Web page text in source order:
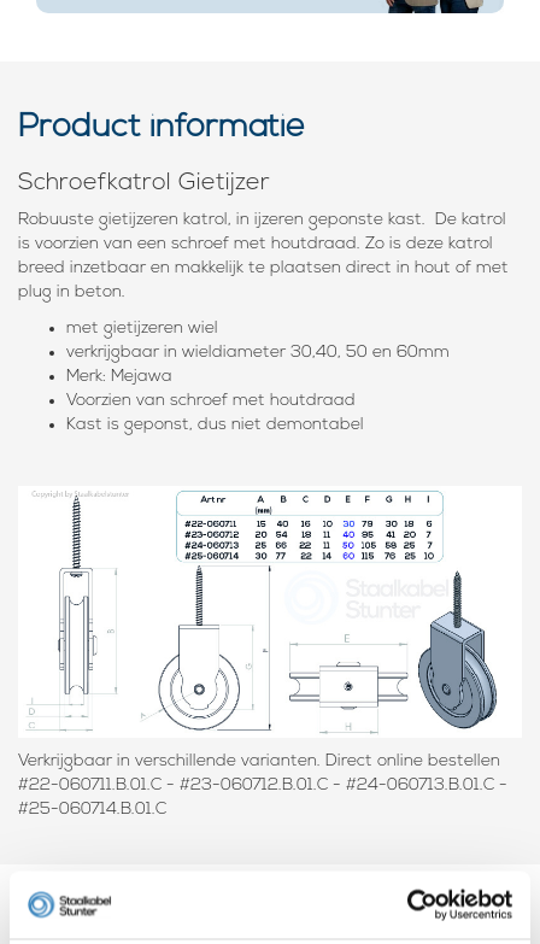
Product informatie
Schroefkatrol Gietijzer
Robuuste gietijzeren katrol, in ijzeren geponste kast. De katrol
is voorzien van een schroef met houtdraad. Zo is deze katrol
breed inzetbaar en makkelijk te plaatsen direct in hout of met
plug in beton.
met gietijzeren wiel
verkrijgbaar in wieldiameter 30,40, 50 en 60mm
Merk: Mejawa
Voorzien van schroef met houtdraad
Kast is geponst, dus niet demontabel
Verkrijgbaar in verschillende varianten. Direct online bestellen
#22-060711.B.01.C - #23-060712.B.01.C - #24-060713.B.01.C -
#25-060714.B.01.C